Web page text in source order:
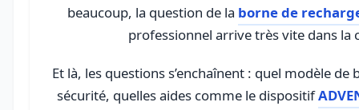
beaucoup, la question de la borne de
professionnel arrive très vite dans la
Et là, les questions s’enchaînent : quel modèle
sécurité, quelles aides comme le dispositif